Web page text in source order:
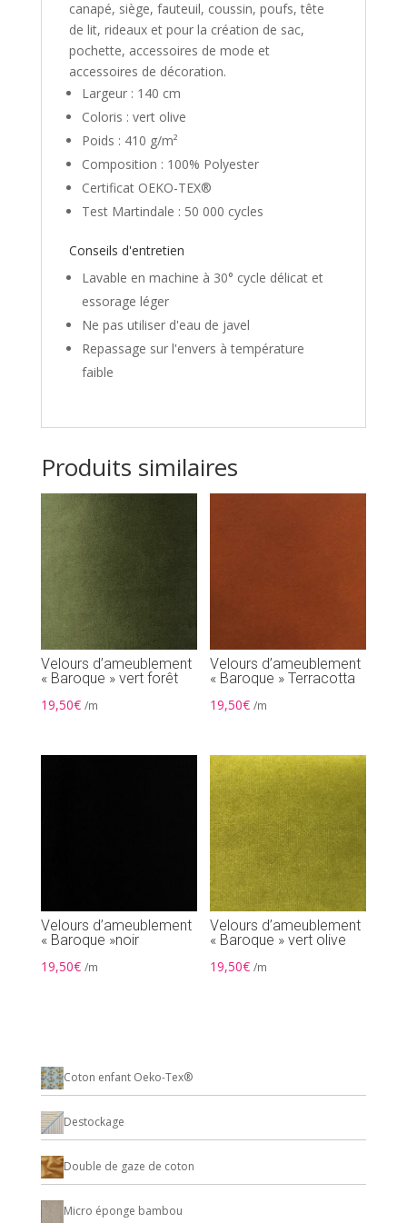
Coton enfant Oeko-Tex®
Destockage
Double de gaze de coton
Micro éponge bambou
canapé, siège, fauteuil, coussin, poufs, tête
de lit, rideaux et pour la création de sac,
pochette, accessoires de mode et
accessoires de décoration.
Largeur : 140 cm
Coloris : vert olive
Poids : 410 g/m²
Composition : 100% Polyester
Certificat OEKO-TEX®
Test Martindale : 50 000 cycles
Conseils d'entretien
Lavable en machine à 30° cycle délicat et
essorage léger
Ne pas utiliser d'eau de javel
Repassage sur l'envers à température
faible
Produits similaires
Velours d’ameublement
« Baroque » vert forêt
19,50€ /m
Velours d’ameublement
« Baroque » Terracotta
19,50€ /m
Velours d’ameublement
« Baroque »noir
19,50€ /m
Velours d’ameublement
« Baroque » vert olive
19,50€ /m